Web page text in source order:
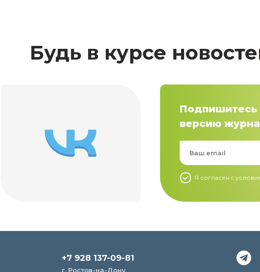
Будь в курсе
Подпишитесь
версию
Я согласен c
+7 928 137-09-81
г. Ростов-на-Дону